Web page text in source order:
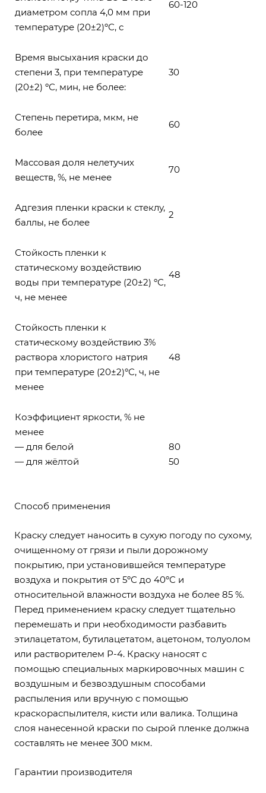
диаметром сопла 4,0 мм при
температуре (20±2)ºС, с
60-120
Время высыхания краски до
степени 3, при температуре
(20±2) ºС, мин, не более:
30
Степень перетира, мкм, не
более
60
Массовая доля нелетучих
веществ, %, не менее
70
Адгезия пленки краски к стеклу,
баллы, не более
2
Стойкость пленки к
статическому воздействию
воды при температуре (20±2) ºС,
ч, не менее
48
Стойкость пленки к
статическому воздействию 3%
раствора хлористого натрия
при температуре (20±2)ºС, ч, не
менее
48
Коэффициент яркости, % не
менее
— для белой
— для жёлтой
80
50
Способ применения
Краску следует наносить в сухую погоду по сухому,
очищенному от грязи и пыли дорожному
покрытию, при установившейся температуре
воздуха и покрытия от 5ºС до 40ºС и
относительной влажности воздуха не более 85 %.
Перед применением краску следует тщательно
перемешать и при необходимости разбавить
этилацетатом, бутилацетатом, ацетоном, толуолом
или растворителем Р-4. Краску наносят с
помощью специальных маркировочных машин с
воздушным и безвоздушным способами
распыления или вручную с помощью
краскораспылителя, кисти или валика. Толщина
слоя нанесенной краски по сырой пленке должна
составлять не менее 300 мкм.
Гарантии производителя